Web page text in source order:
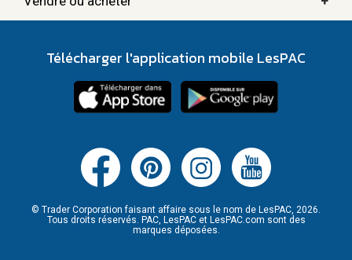
Télécharger l'application mobile LesPAC
© Trader Corporation faisant affaire sous le nom de LesPAC, 2026.
Tous droits réservés. PAC, LesPAC et LesPAC.com sont des
marques déposées.